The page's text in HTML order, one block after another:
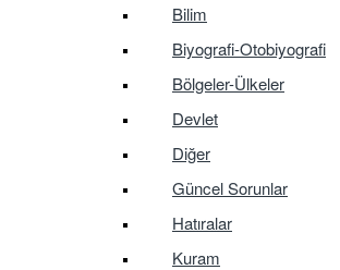
Bilim
Biyografi-Otobiyografi
Bölgeler-Ülkeler
Devlet
Diğer
Güncel Sorunlar
Hatıralar
Kuram